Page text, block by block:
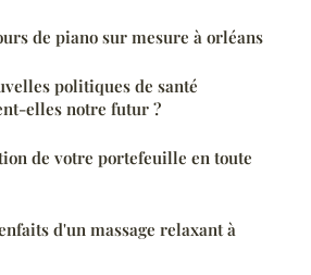
de piano sur mesure à orléans
politiques de santé
elles notre futur ?
de votre portefeuille en toute
d'un massage relaxant à